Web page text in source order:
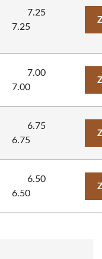
7.25
7.25
7.00
7.00
6.75
6.75
6.50
6.50